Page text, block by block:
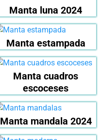
Manta luna 2024
Manta estampada
Manta cuadros
escoceses
Manta mandala 2024